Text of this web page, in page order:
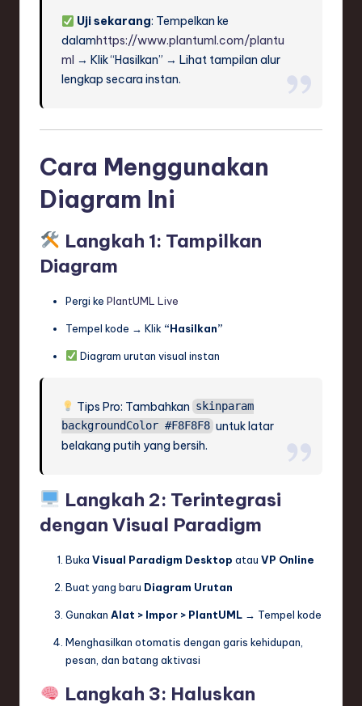
Uji sekarang: Tempelkan ke
dalamhttps://www.plantuml.com/plantu
ml → Klik “Hasilkan” → Lihat tampilan alur
lengkap secara instan.
Cara Menggunakan
Diagram Ini
Langkah 1: Tampilkan
Diagram
Pergi ke PlantUML Live
Tempel kode → Klik “Hasilkan”
Diagram urutan visual instan
Tips Pro: Tambahkan skinparam
backgroundColor #F8F8F8 untuk latar
belakang putih yang bersih.
Langkah 2: Terintegrasi
dengan Visual Paradigm
Buka Visual Paradigm Desktop atau VP Online
Buat yang baru Diagram Urutan
Gunakan Alat > Impor > PlantUML → Tempel kode
Menghasilkan otomatis dengan garis kehidupan,
pesan, dan batang aktivasi
Langkah 3: Haluskan